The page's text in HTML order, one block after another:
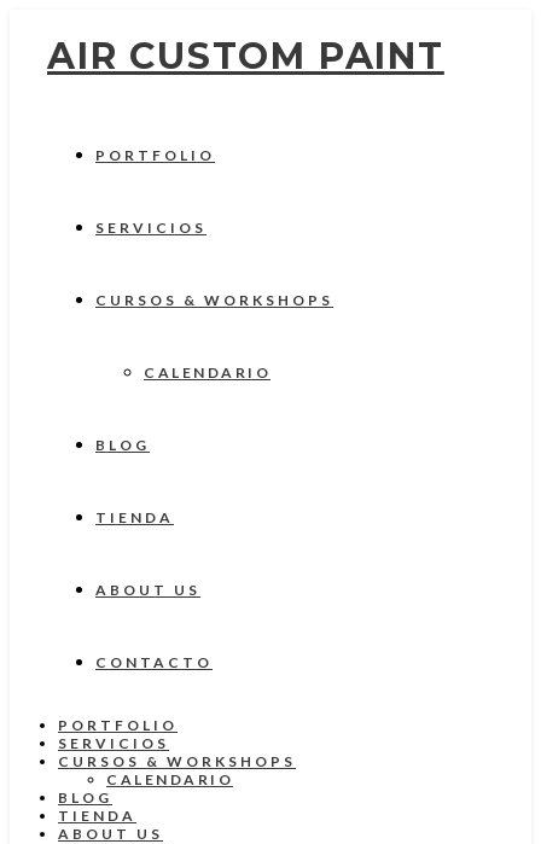
AIR CUSTOM PAINT
PORTFOLIO
SERVICIOS
CURSOS & WORKSHOPS
CALENDARIO
BLOG
TIENDA
ABOUT US
CONTACTO
PORTFOLIO
SERVICIOS
CURSOS & WORKSHOPS
CALENDARIO
BLOG
TIENDA
ABOUT US